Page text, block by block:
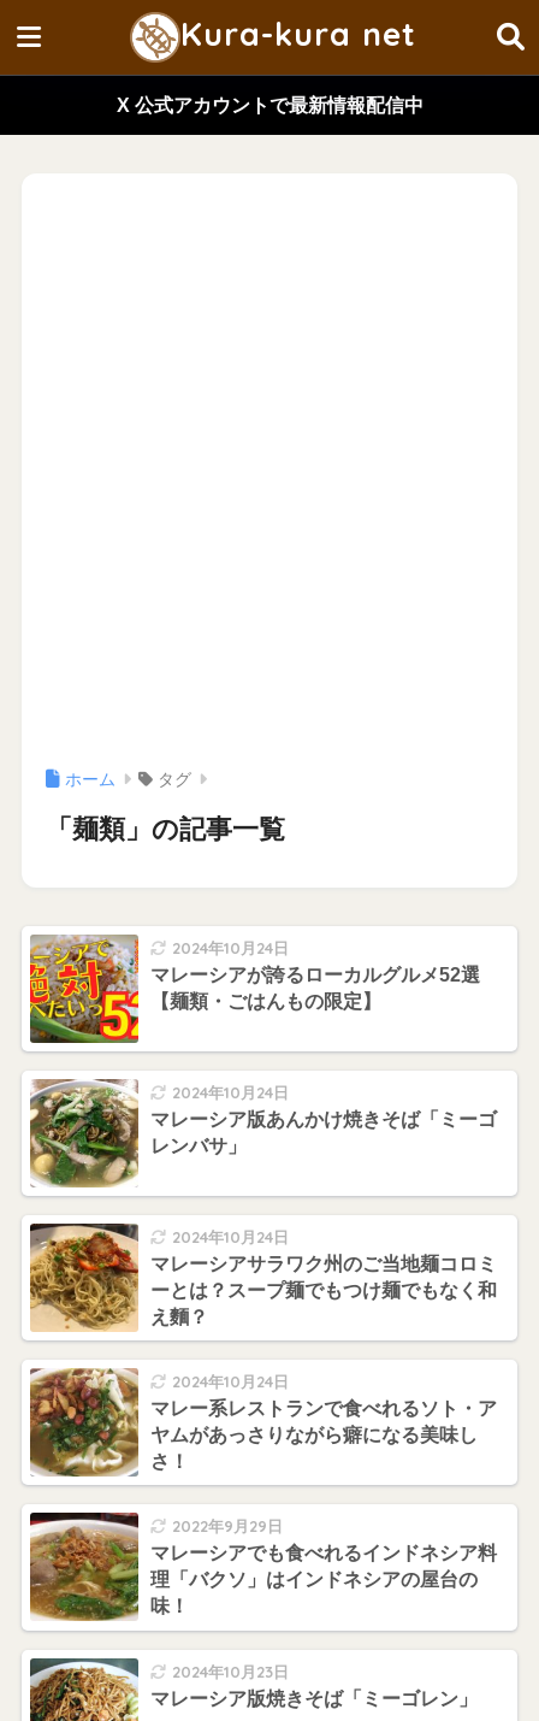
Kura-kura net
X 公式アカウントで最新情報配信中
ホーム タグ
「麺類」の記事一覧
2024年10月24日
マレーシアが誇るローカルグルメ52選
【麺類・ごはんもの限定】
2024年10月24日
マレーシア版あんかけ焼きそば「ミーゴ
レンバサ」
2024年10月24日
マレーシアサラワク州のご当地麺コロミ
ーとは？スープ麺でもつけ麺でもなく和
え麵？
2024年10月24日
マレー系レストランで食べれるソト・ア
ヤムがあっさりながら癖になる美味し
さ！
2022年9月29日
マレーシアでも食べれるインドネシア料
理「バクソ」はインドネシアの屋台の
味！
2024年10月23日
マレーシア版焼きそば「ミーゴレン」